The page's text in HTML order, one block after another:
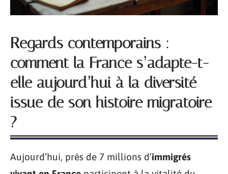
Regards contemporains :
comment la France s’adapte-t-
elle aujourd’hui à la diversité
issue de son histoire migratoire
?
Aujourd’hui, près de 7 millions d’immigrés